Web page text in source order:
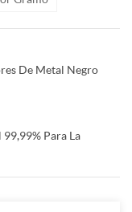
De Metal Negro
Para La